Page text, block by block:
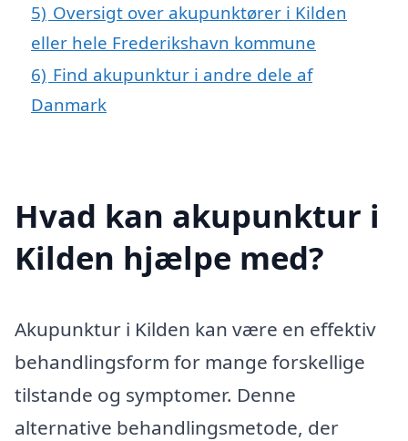
5) Oversigt over akupunktører i Kilden
eller hele Frederikshavn kommune
6) Find akupunktur i andre dele af
Danmark
Hvad kan akupunktur i
Kilden hjælpe med?
Akupunktur i Kilden kan være en effektiv
behandlingsform for mange forskellige
tilstande og symptomer. Denne
alternative behandlingsmetode, der